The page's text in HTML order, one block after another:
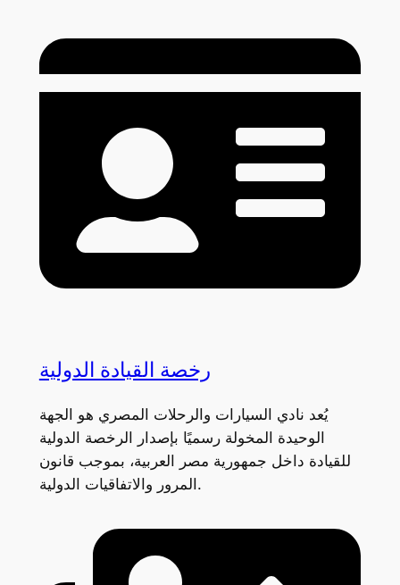
رخصة القيادة الدولية
يُعد نادي السيارات والرحلات المصري هو الجهة
الوحيدة المخولة رسميًا بإصدار الرخصة الدولية
للقيادة داخل جمهورية مصر العربية، بموجب قانون
المرور والاتفاقيات الدولية.